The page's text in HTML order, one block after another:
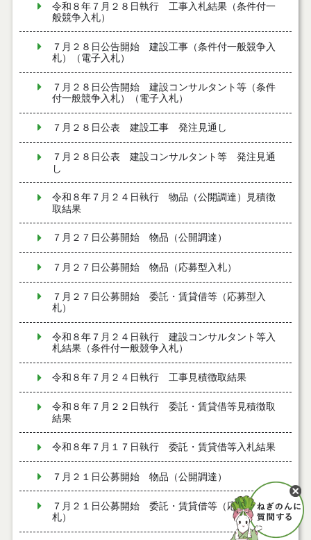
令和８年７月２８日執行 工事入札結果（条件付一
般競争入札）
７月２８日公告開始 建設工事（条件付一般競争入
札）（電子入札）
７月２８日公告開始 建設コンサルタント等（条件
付一般競争入札）（電子入札）
７月２８日公表 建設工事 発注見通し
７月２８日公表 建設コンサルタント等 発注見通
し
令和８年７月２４日執行 物品（公開調達）見積徴
取結果
７月２７日公募開始 物品（公開調達）
７月２７日公募開始 物品（応募型入札）
７月２７日公募開始 委託・賃貸借等（応募型入
札）
令和８年７月２４日執行 建設コンサルタント等入
札結果（条件付一般競争入札）
令和８年７月２４日執行 工事見積徴取結果
令和８年７月２２日執行 委託・賃貸借等見積徴取
結果
令和８年７月１７日執行 委託・賃貸借等入札結果
７月２１日公募開始 物品（公開調達）
７月２１日公募開始 委託・賃貸借等（応募型入
札）